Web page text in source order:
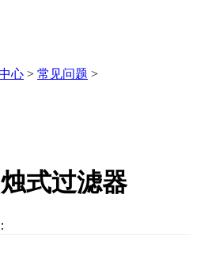
心 > 常见问题 >
式过滤器